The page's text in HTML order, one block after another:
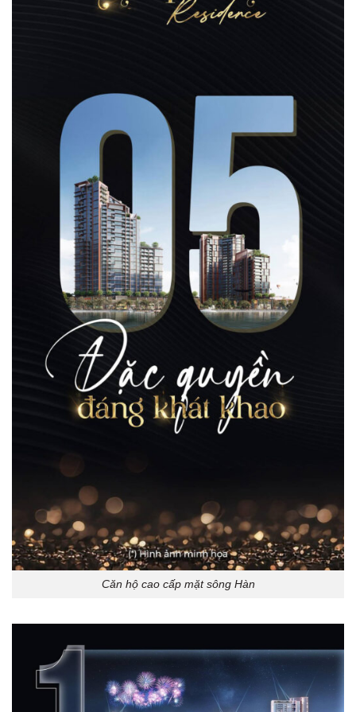
Căn hộ cao cấp mặt sông Hàn